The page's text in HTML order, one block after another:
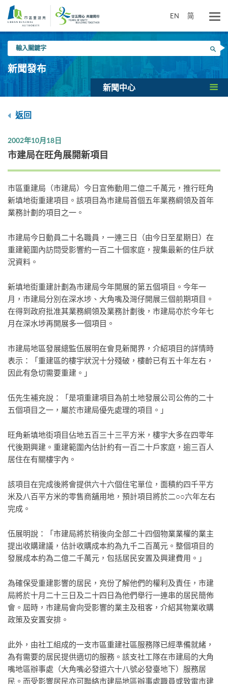
要
EN 简
入
關
鍵
搜尋
新聞發布
新聞中心
返回
2002年10月18日
市建局在旺角展開新項目
市區重建局（市建局）今日宣佈動用二億二千萬元，推行旺角
新填地街重建項目。該項目為市建局首個五年業務綱領及首年
業務計劃的項目之一。
市建局今日動員二十名職員，一連三日（由今日至星期日）在
重建範圍內訪問受影響約一百二十個家庭，搜集最新的住戶狀
況資料。
新填地街重建計劃為市建局今年開展的第五個項目。今年一
月，市建局分別在深水埗、大角嘴及灣仔開展三個前期項目。
在得到政府批准其業務綱領及業務計劃後，市建局亦於今年七
月在深水埗再開展多一個項目。
市建局地區發展總監伍展明在會見新聞界，介紹項目的詳情時
表示：「重建區的樓宇狀況十分殘破，樓齡已有五十年左右，
因此有急切需要重建。」
伍先生補充說：「是項重建項目為前土地發展公司公佈的二十
五個項目之一，屬於市建局優先處理的項目。」
旺角新填地街項目佔地五百三十三平方米，樓宇大多在四零年
代後期興建。重建範圍內估計約有一百二十戶家庭，逾三百人
居住在有關樓宇內。
該項目在完成後將會提供六十六個住宅單位，面積約四千平方
米及八百平方米的零售商舖用地，預計項目將於二○○六年左右
完成。
伍展明說：「市建局將於稍後向全部二十四個物業業權的業主
提出收購建議，估計收購成本約為九千二百萬元。整個項目的
發展成本約為二億二千萬元，包括居民安置及興建費用。」
為確保受重建影響的居民，充份了解他們的權利及責任，市建
局將於十月二十三日及二十四日為他們舉行一連串的居民簡佈
會。屆時，市建局會向受影響的業主及租客，介紹其物業收購
政策及安置安排。
此外，由社工組成的一支市區重建社區服務隊已經準備就緒，
為有需要的居民提供適切的服務。該支社工隊在市建局的大角
嘴地區辦事處（大角嘴必發道六十八號必發臺地下）服務居
民。而受影響居民亦可聯絡市建局地區辦事處職員或致電市建